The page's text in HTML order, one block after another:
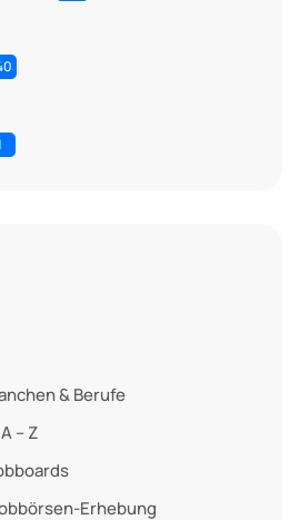
& Berufe
– Z
Erhebung